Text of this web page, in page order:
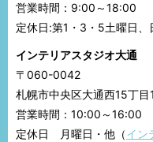
営業時間：9:00～18:00
定休日:第1・3・5土曜日、
インテリアスタジオ大通
〒060-0042
札幌市中央区大通西15丁
営業時間：10:00～16:00
定休日 月曜日・他（イン